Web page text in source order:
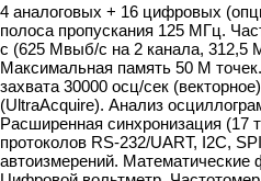
4 аналоговых + 16 цифровых
полоса пропускания 125 МГц.
с (625 Мвыб/с на 2 канала, 312,5
Максимальная память 50 М
захвата 30000 осц/сек
(UltraAcquire). Анализ
Расширенная синхронизация (17
протоколов RS-232/UART, I2C,
автоизмерений.